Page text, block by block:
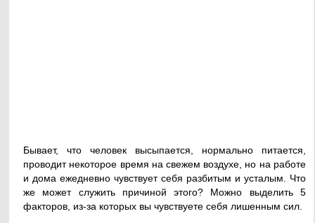
Бывает, что человек высыпается, нормально питается,
проводит некоторое время на свежем воздухе, но на работе
и дома ежедневно чувствует себя разбитым и усталым. Что
же может служить причиной этого? Можно выделить 5
факторов, из-за которых вы чувствуете себя лишенным сил.